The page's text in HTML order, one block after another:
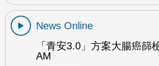
News Online
「青安3.0」方案大腸癌篩
AM